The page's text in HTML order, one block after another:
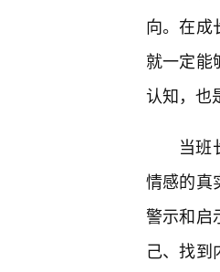
向。在成
就一定能
认知，也
当班
情感的真
警示和启
己、找到